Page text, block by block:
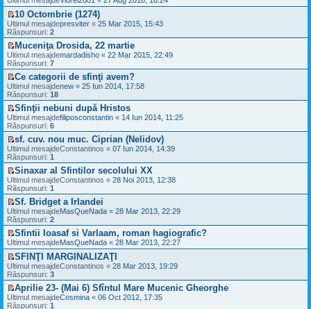
s
a
j
n
e
c
i
t
i
t
l
t
i
m
u
l
m
e
s
a
j
n
e
c
i
t
i
t
e
z
i
u
l
t
i
m
u
l
m
e
s
a
j
n
e
c
i
t
i
t
V
e
z
u
l
t
i
m
u
l
m
e
s
a
j
n
e
c
i
t
i
t
10 Octombrie (1274)
Ultimul mesajdepresviter « 25 Mar 2015, 15:43
Răspunsuri: 2
V
e
z
i
u
l
t
i
m
u
l
m
e
s
a
j
n
e
c
i
t
i
t
Muceniţa Drosida, 22 martie
Ultimul mesajdemardadisho « 22 Mar 2015, 22:49
Răspunsuri: 7
V
e
z
i
u
l
t
i
m
u
l
m
e
s
a
j
n
e
c
i
t
i
t
Ce categorii de sfinţi avem?
Ultimul mesajdenew « 25 Iun 2014, 17:58
Răspunsuri: 18
V
e
z
i
u
l
t
i
m
u
l
m
e
s
a
j
n
e
c
i
t
i
t
Sfinţii nebuni după Hristos
Ultimul mesajdefiliposconstantin « 14 Iun 2014, 11:25
Răspunsuri: 6
V
e
z
i
u
l
t
i
m
u
l
m
e
s
a
j
n
e
c
i
sf. cuv. nou muc. Ciprian (Nelidov)
Ultimul mesajdeConstantinos « 07 Iun 2014, 14:39
Răspunsuri: 1
V
e
z
i
u
l
t
i
m
u
l
m
e
s
a
j
Sinaxar al Sfintilor secolului XX
Ultimul mesajdeConstantinos « 28 Noi 2013, 12:38
Răspunsuri: 1
V
e
z
i
u
l
t
i
m
u
l
m
Sf. Bridget a Irlandei
Ultimul mesajdeMasQueNada « 28 Mar 2013, 22:29
Răspunsuri: 2
V
e
z
i
u
l
t
i
m
Sfintii Ioasaf si Varlaam, roman hagiografic?
Ultimul mesajdeMasQueNada « 28 Mar 2013, 22:27
V
e
z
i
u
l
SFINŢI MARGINALIZAŢI
Ultimul mesajdeConstantinos « 28 Mar 2013, 19:29
Răspunsuri: 3
V
e
Aprilie 23- (Mai 6) Sfîntul Mare Mucenic Gheorghe
Ultimul mesajdeCosmina « 06 Oct 2012, 17:35
Răspunsuri: 1